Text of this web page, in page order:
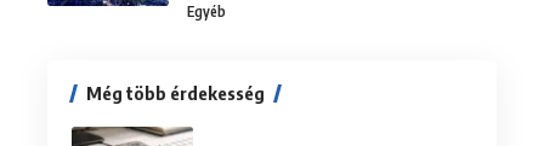
Egyéb
Még több érdekesség